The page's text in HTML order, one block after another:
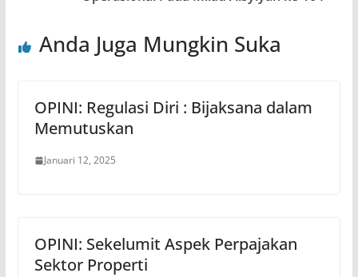
Anda Juga Mungkin Suka
OPINI: Regulasi Diri : Bijaksana dalam
Memutuskan
Januari 12, 2025
OPINI: Sekelumit Aspek Perpajakan
Sektor Properti